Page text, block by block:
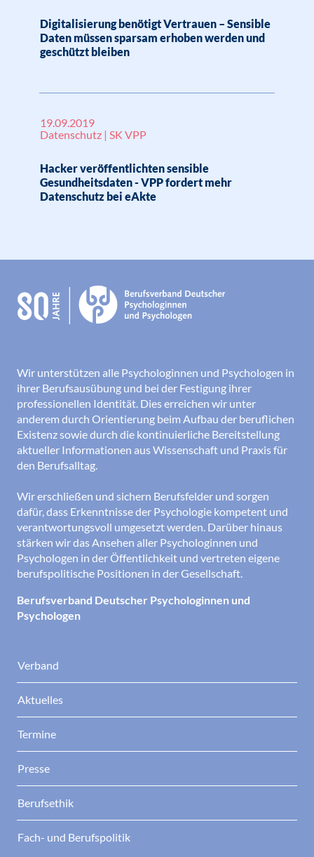
Digitalisierung benötigt Vertrauen – Sensible
Daten müssen sparsam erhoben werden und
geschützt bleiben
19.09.2019
Datenschutz | SK VPP
Hacker veröffentlichten sensible
Gesundheitsdaten - VPP fordert mehr
Datenschutz bei eAkte
Wir unterstützen alle Psychologinnen und Psychologen in
ihrer Berufsausübung und bei der Festigung ihrer
professionellen Identität. Dies erreichen wir unter
anderem durch Orientierung beim Aufbau der beruflichen
Existenz sowie durch die kontinuierliche Bereitstellung
aktueller Informationen aus Wissenschaft und Praxis für
den Berufsalltag.
Wir erschließen und sichern Berufsfelder und sorgen
dafür, dass Erkenntnisse der Psychologie kompetent und
verantwortungsvoll umgesetzt werden. Darüber hinaus
stärken wir das Ansehen aller Psychologinnen und
Psychologen in der Öffentlichkeit und vertreten eigene
berufspolitische Positionen in der Gesellschaft.
Berufsverband Deutscher Psychologinnen und
Psychologen
Verband
Aktuelles
Termine
Presse
Berufsethik
Fach- und Berufspolitik